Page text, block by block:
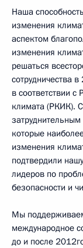
Наша
изменения
аспектом
изменения
решаться
сотрудничества
в соответствии
климата (РКИК).
которые
изменения
подтвердили
лидеров по
безопасности и
Мы
международное
до и после